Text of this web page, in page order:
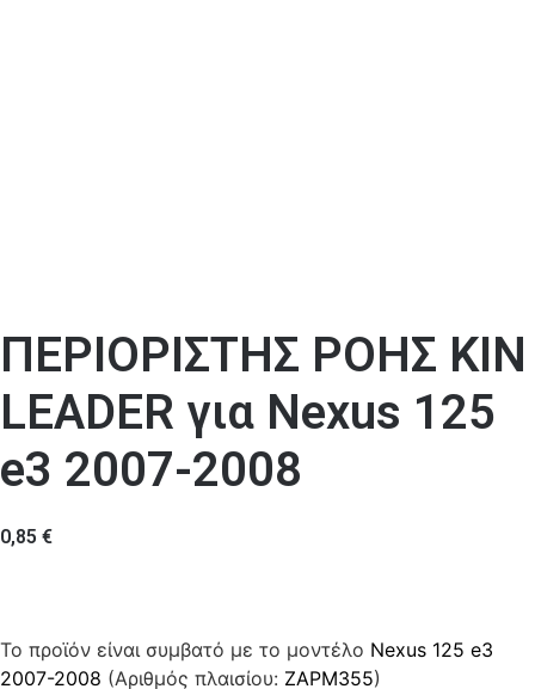
ΠΕΡΙΟΡΙΣΤΗΣ ΡΟΗΣ ΚΙΝ
LEADER για Nexus 125
e3 2007-2008
0,85 €
Το προϊόν είναι συμβατό με το μοντέλο Nexus 125 e3
2007-2008 (Αριθμός πλαισίου: ZAPM355)